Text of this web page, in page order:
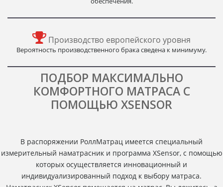
Производство европейского уровня
Вероятность производственного брака сведена к минимуму.
ПОДБОР МАКСИМАЛЬНО
КОМФОРТНОГО МАТРАСА С
ПОМОЩЬЮ XSENSOR
В распоряжении РоллМатрац имеется специальный
измерительный наматрасник и программа XSensor, с помощью
которых осуществляется инновационный и
индивидуализированный подход к выбору матраса.